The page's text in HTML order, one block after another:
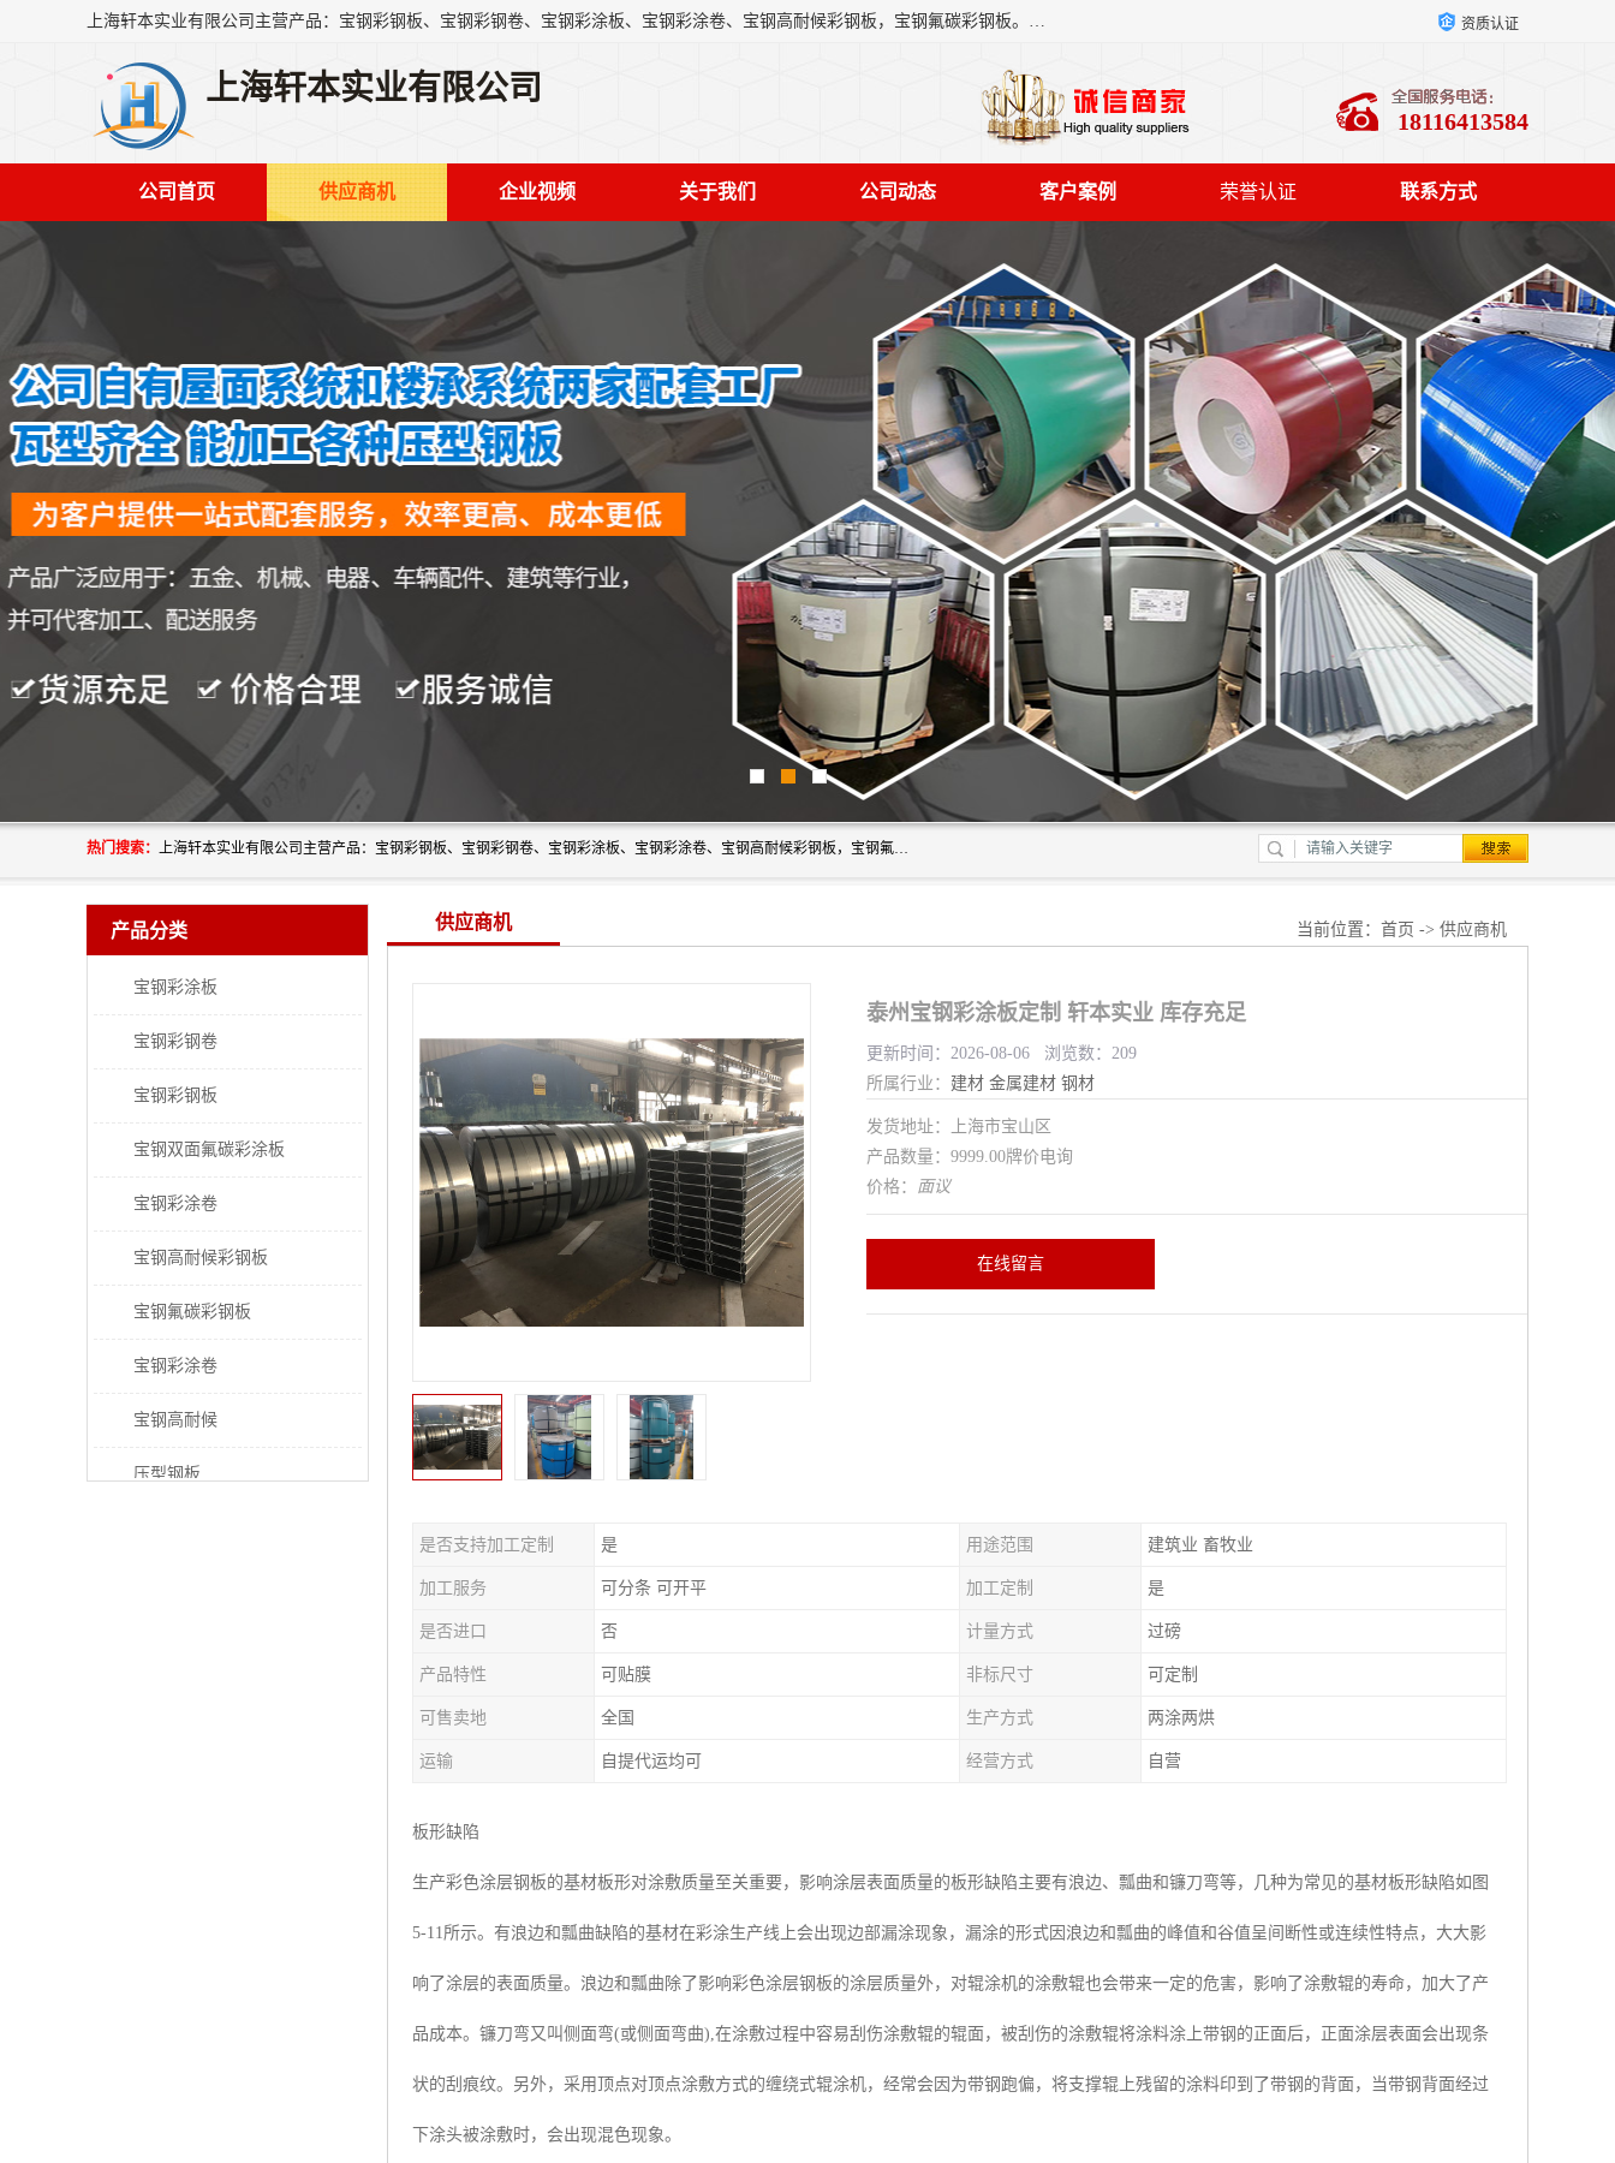
上海轩本实业有限公司主营产品：宝钢彩钢板、宝钢彩钢卷、宝钢彩涂板、宝钢彩涂卷、宝钢高耐候彩钢板，宝钢氟碳彩钢板。是一家集钢铁贸易，物流、加工为一体的产业全配套公司。 资质认证
上海轩本实业有限公司
18116413584
公司首页 供应商机 企业视频 关于我们 公司动态 客户案例 荣誉认证 联系方式
热门搜索： 上海轩本实业有限公司主营产品：宝钢彩钢板、宝钢彩钢卷、宝钢彩涂板、宝钢彩涂卷、宝钢高耐候彩钢板，宝钢氟碳彩钢板。是一家集钢铁贸易，物流、加工为一体的产业全配套公司。
产品分类
宝钢彩涂板
宝钢彩钢卷
宝钢彩钢板
宝钢双面氟碳彩涂板
宝钢彩涂卷
宝钢高耐候彩钢板
宝钢氟碳彩钢板
宝钢彩涂卷
宝钢高耐候
压型钢板
供应商机 当前位置： 首页 -> 供应商机
泰州宝钢彩涂板定制 轩本实业 库存充足
更新时间：2026-08-06 浏览数：209
所属行业： 建材 金属建材 钢材
发货地址：上海市宝山区
产品数量：9999.00牌价电询
价格： 面议
在线留言
是否支持加工定制 是 用途范围 建筑业 畜牧业
加工服务 可分条 可开平 加工定制 是
是否进口 否 计量方式 过磅
产品特性 可贴膜 非标尺寸 可定制
可售卖地 全国 生产方式 两涂两烘
运输 自提代运均可 经营方式 自营
板形缺陷
生产彩色涂层钢板的基材板形对涂敷质量至关重要，影响涂层表面质量的板形缺陷主要有浪边、瓢曲和镰刀弯等，几种为常见的基材板形缺陷如图
5-11所示。有浪边和瓢曲缺陷的基材在彩涂生产线上会出现边部漏涂现象，漏涂的形式因浪边和瓢曲的峰值和谷值呈间断性或连续性特点，大大影
响了涂层的表面质量。浪边和瓢曲除了影响彩色涂层钢板的涂层质量外，对辊涂机的涂敷辊也会带来一定的危害，影响了涂敷辊的寿命，加大了产
品成本。镰刀弯又叫侧面弯(或侧面弯曲),在涂敷过程中容易刮伤涂敷辊的辊面，被刮伤的涂敷辊将涂料涂上带钢的正面后，正面涂层表面会出现条
状的刮痕纹。另外，采用顶点对顶点涂敷方式的缠绕式辊涂机，经常会因为带钢跑偏，将支撑辊上残留的涂料印到了带钢的背面，当带钢背面经过
下涂头被涂敷时，会出现混色现象。